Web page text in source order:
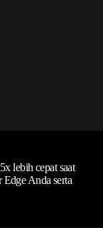
lebih cepat saat
Edge Anda serta